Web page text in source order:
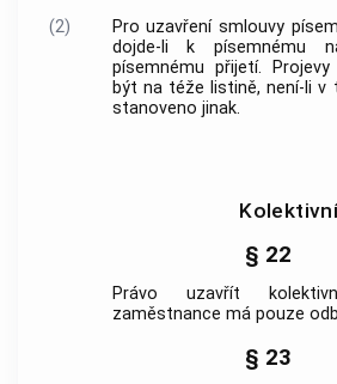
(2)
Pro uzavření smlouvy
dojde-li k písemnému
písemnému přijetí.
být na téže listině, není-li v
stanoveno jinak.
§ 22
Právo uzavřít
zaměstnance má pouze
§ 23